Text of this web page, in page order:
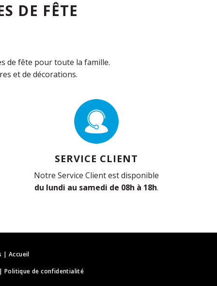
DE FÊTE
de fête pour toute la famille.
et de décorations.
SERVICE CLIENT
Notre Service Client est disponible
du lundi au samedi de 08h à 18h.
|Accueil
Politique de confidentialité